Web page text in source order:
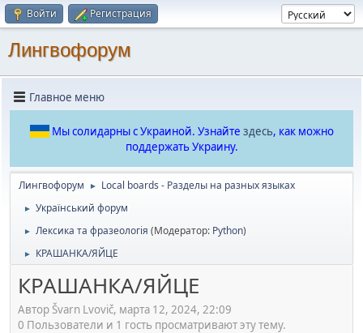
Войти Регистрация
Лингвофорум
Главное меню
Мы солидарны с Украиной. Узнайте здесь, как можно
поддержать Украину.
Лингвофорум ► Local boards - Разделы на разных языках
► Український форум
► Лексика та фразеологія (Модератор: Python)
► КРАШАНКА/ЯЙЦЕ
КРАШАНКА/ЯЙЦЕ
Автор Švarn Lvovič, марта 12, 2024, 22:09
0 Пользователи и 1 гость просматривают эту тему.